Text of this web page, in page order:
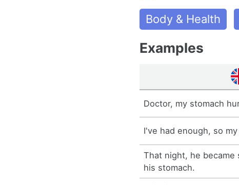
Body & Health
Examples
Doctor, my stomach
I've had enough, so
That night, he became
his stomach.